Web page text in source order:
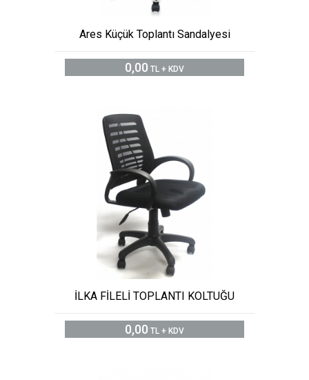
Ares Küçük Toplantı Sandalyesi
0,00 TL + KDV
İLKA FİLELİ TOPLANTI KOLTUĞU
0,00 TL + KDV